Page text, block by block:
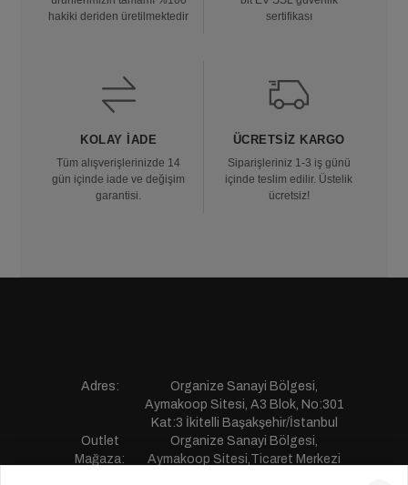
hakiki deriden üretilmektedir
sertifikası
KOLAY İADE
Tüm alışverişlerinizde 14
gün içinde iade ve değişim
garantisi.
ÜCRETSIZ KARGO
Siparişleriniz 1-3 iş günü
içinde teslim edilir. Üstelik
ücretsiz!
Adres:
Organize Sanayi Bölgesi,
Aymakoop Sitesi, A3 Blok, No:301
Kat:3 İkitelli Başakşehir/İstanbul
Outlet
Mağaza:
Organize Sanayi Bölgesi,
Aymakoop Sitesi,Ticaret Merkezi